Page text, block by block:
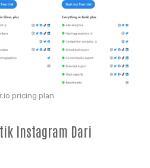
pricing plan
Instagram Dari